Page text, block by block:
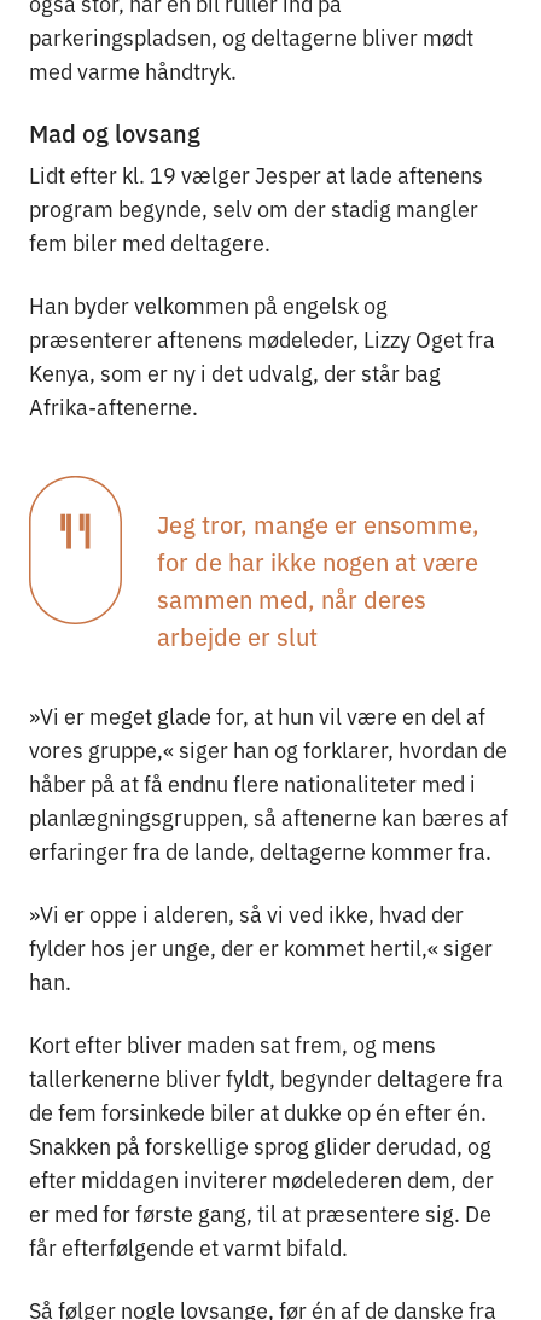
parkeringspladsen, og deltagerne bliver mødt
med varme håndtryk.
Mad og lovsang
Lidt efter kl. 19 vælger Jesper at lade aftenens
program begynde, selv om der stadig mangler
fem biler med deltagere.
Han byder velkommen på engelsk og
præsenterer aftenens mødeleder, Lizzy Oget fra
Kenya, som er ny i det udvalg, der står bag
Afrika-aftenerne.
Jeg tror, mange er ensomme,
for de har ikke nogen at være
sammen med, når deres
arbejde er slut
»Vi er meget glade for, at hun vil være en del af
vores gruppe,« siger han og forklarer, hvordan de
håber på at få endnu flere nationaliteter med i
planlægningsgruppen, så aftenerne kan bæres af
erfaringer fra de lande, deltagerne kommer fra.
»Vi er oppe i alderen, så vi ved ikke, hvad der
fylder hos jer unge, der er kommet hertil,« siger
han.
Kort efter bliver maden sat frem, og mens
tallerkenerne bliver fyldt, begynder deltagere fra
de fem forsinkede biler at dukke op én efter én.
Snakken på forskellige sprog glider derudad, og
efter middagen inviterer mødelederen dem, der
er med for første gang, til at præsentere sig. De
får efterfølgende et varmt bifald.
Så følger nogle lovsange, før én af de danske fra